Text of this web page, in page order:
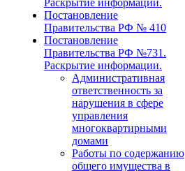
Раскрытие информации.
Постановление
Правительства РФ № 410
Постановление
Правительства РФ №731.
Раскрытие информации.
Административная
ответственность за
нарушения в сфере
управления
многоквартирными
домами
Работы по содержанию
общего имущества в